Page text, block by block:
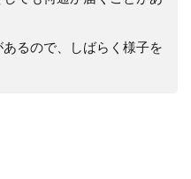
るので、しばらく様子を